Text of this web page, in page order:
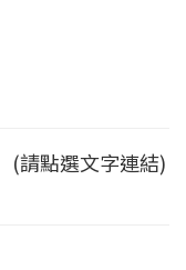
(請點選文字連結)